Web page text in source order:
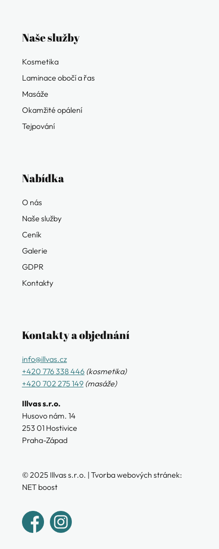
Naše služby
Kosmetika
Laminace obočí a řas
Masáže
Okamžité opálení
Tejpování
Nabídka
O nás
Naše služby
Ceník
Galerie
GDPR
Kontakty
Kontakty a objednání
info@illvas.cz
+420 776 338 446 (kosmetika)
+420 702 275 149 (masáže)
Illvas s.r.o.
Husovo nám. 14
253 01 Hostivice
Praha-Západ
© 2025 Illvas s.r.o. | Tvorba webových stránek:
NET boost